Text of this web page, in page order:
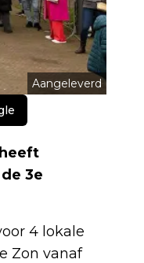
Aangeleverd
3e
4 lokale
Zon vanaf